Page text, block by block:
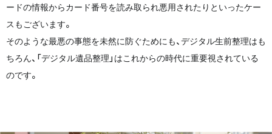
ードの情報からカード番号を読み取られ悪用されたりといったケー
スもございます。
そのような最悪の事態を未然に防ぐためにも、デジタル生前整理はも
ちろん、「デジタル遺品整理」はこれからの時代に重要視されている
のです。